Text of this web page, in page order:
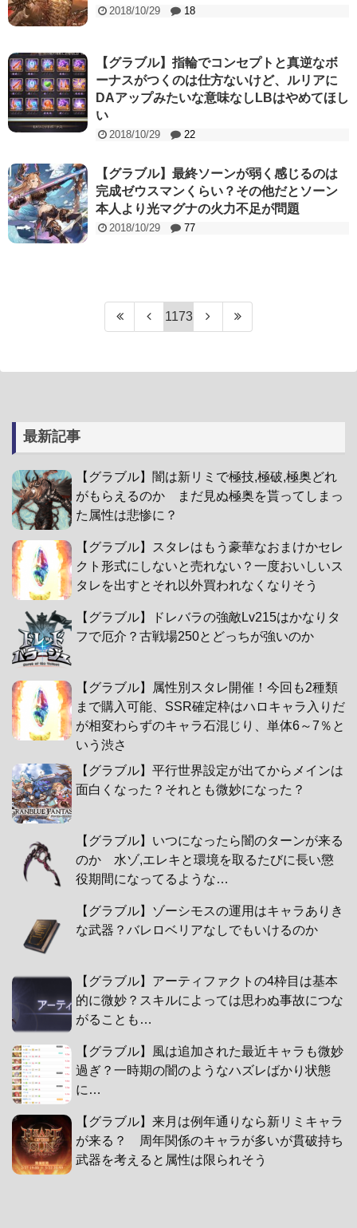
2018/10/29 18
【グラブル】指輪でコンセプトと真逆なボ
ーナスがつくのは仕方ないけど、ルリアに
DAアップみたいな意味なしLBはやめてほし
い
2018/10/29 22
【グラブル】最終ソーンが弱く感じるのは
完成ゼウスマンくらい？その他だとソーン
本人より光マグナの火力不足が問題
2018/10/29 77
1173
最新記事
【グラブル】闇は新リミで極技,極破,極奥どれ
がもらえるのか まだ見ぬ極奥を貰ってしまっ
た属性は悲惨に？
【グラブル】スタレはもう豪華なおまけかセレ
クト形式にしないと売れない？一度おいしいス
タレを出すとそれ以外買われなくなりそう
【グラブル】ドレバラの強敵Lv215はかなりタ
フで厄介？古戦場250とどっちが強いのか
【グラブル】属性別スタレ開催！今回も2種類
まで購入可能、SSR確定枠はハロキャラ入りだ
が相変わらずのキャラ石混じり、単体6～7％と
いう渋さ
【グラブル】平行世界設定が出てからメインは
面白くなった？それとも微妙になった？
【グラブル】いつになったら闇のターンが来る
のか 水ゾ,エレキと環境を取るたびに長い懲
役期間になってるような…
【グラブル】ゾーシモスの運用はキャラありき
な武器？バレロベリアなしでもいけるのか
【グラブル】アーティファクトの4枠目は基本
的に微妙？スキルによっては思わぬ事故につな
がることも…
【グラブル】風は追加された最近キャラも微妙
過ぎ？一時期の闇のようなハズレばかり状態
に…
【グラブル】来月は例年通りなら新リミキャラ
が来る？ 周年関係のキャラが多いが貫破持ち
武器を考えると属性は限られそう